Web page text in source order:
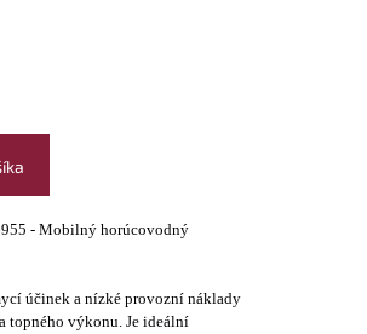
- Mobilný horúcovodný
účinek a nízké provozní náklady
topného výkonu. Je ideální